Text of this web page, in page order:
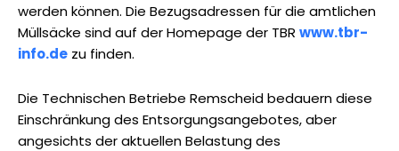
werden können. Die Bezugsadressen für die amtlichen
Müllsäcke sind auf der Homepage der TBR www.tbr-
info.de zu finden.
Die Technischen Betriebe Remscheid bedauern diese
Einschränkung des Entsorgungsangebotes, aber
angesichts der aktuellen Belastung des